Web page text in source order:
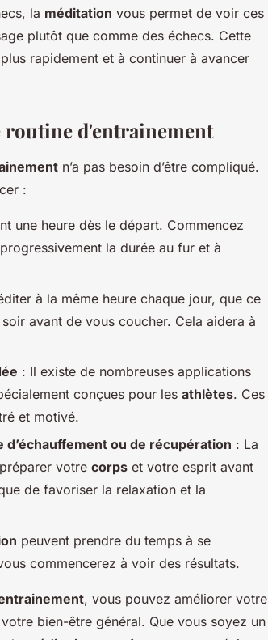
la méditation vous permet de voir ces
plutôt que comme des échecs. Cette
rapidement et à continuer à avancer
routine d'entrainement
n’a pas besoin d’être compliqué.
:
une heure dès le départ. Commencez
la durée au fur et à
à la même heure chaque jour, que ce
avant de vous coucher. Cela aidera à
: Il existe de nombreuses applications
conçues pour les athlètes. Ces
et motivé.
ou de récupération : La
votre corps et votre esprit avant
de favoriser la relaxation et la
peuvent prendre du temps à se
commencerez à voir des résultats.
, vous pouvez améliorer votre
bien-être général. Que vous soyez un